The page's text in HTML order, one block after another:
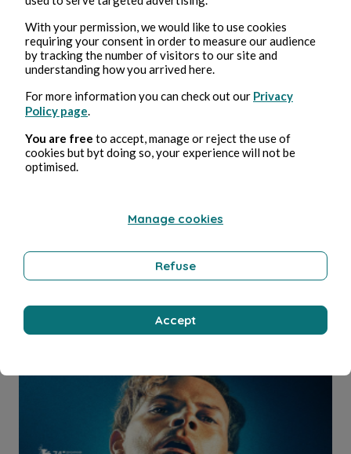
Stéphane Hoegel
2 min read
Culture
With your permission, we would like to use cookies
requiring your consent in order to measure our audience
by tracking the number of visitors to our site and
understanding how you arrived here.
For more information you can check out our Privacy
Policy page
You are free to accept, manage or reject the use of
cookies but byt doing so, your experience will not be
optimised.
Manage cookies
Refuse
Accept